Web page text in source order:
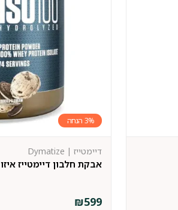
3%
אבקת חלבון דיימטייז איזו 100 | Dymatize
דיימטייז | Dymatize
₪599